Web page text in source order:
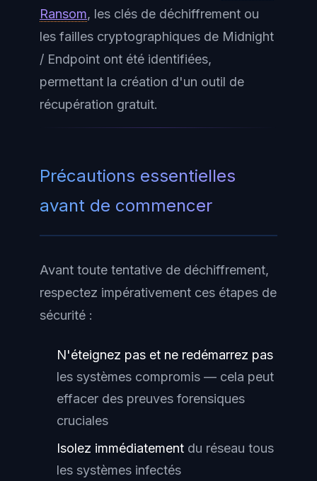
Ransom, les clés de déchiffrement ou
les failles cryptographiques de Midnight
/ Endpoint ont été identifiées,
permettant la création d'un outil de
récupération gratuit.
Précautions essentielles
avant de commencer
Avant toute tentative de déchiffrement,
respectez impérativement ces étapes de
sécurité :
N'éteignez pas et ne redémarrez pas
les systèmes compromis — cela peut
effacer des preuves forensiques
cruciales
Isolez immédiatement du réseau tous
les systèmes infectés